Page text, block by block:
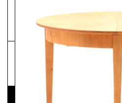
Pressematerial